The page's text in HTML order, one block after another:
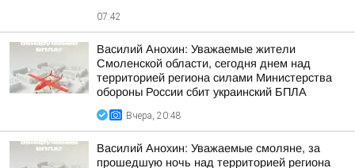
07:42
Василий Анохин: Уважаемые жители
Смоленской области, сегодня днем над
территорией региона силами Министерства
обороны России сбит украинский БПЛА
Вчера, 20:48
Василий Анохин: Уважаемые смоляне, за
прошедшую ночь над территорией региона